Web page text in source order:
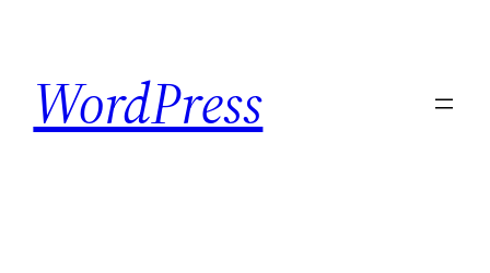
content
WordPress